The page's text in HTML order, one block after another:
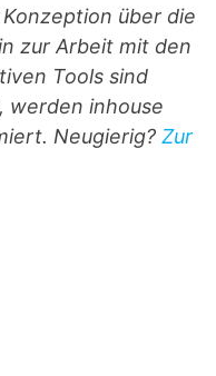
über die
zur Arbeit mit den
Tools sind
werden inhouse
Neugierig?Zur